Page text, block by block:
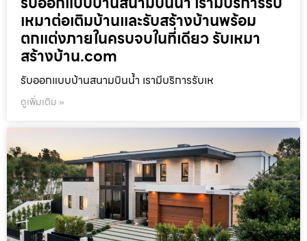
เหมาต่อเติมบ้านและรับสร้างบ้านพร้อม
ตกแต่งภายในครบจบในที่เดียว รับเหมา
สร้างบ้าน.com
รับออกแบบบ้านสนามบินน้ำ เรามีบริการรับเห
ดูเพิ่มเติม »